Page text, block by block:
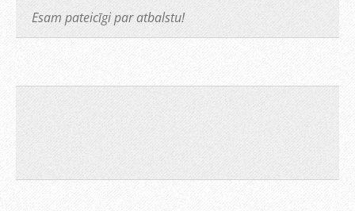
Esam pateicīgi par atbalstu!